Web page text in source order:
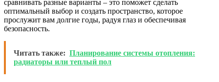
сравнивать разные варианты – это поможет сделать
оптимальный выбор и создать пространство, которое
прослужит вам долгие годы, радуя глаз и обеспечивая
безопасность.
Читать также: Планирование системы отопления:
радиаторы или теплый пол